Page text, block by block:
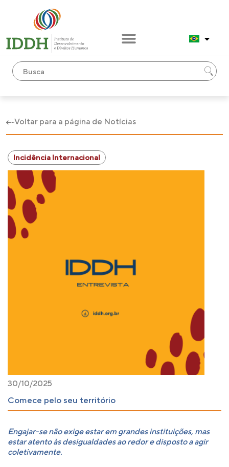
Voltar para a página de Notícias
Incidência Internacional
30/10/2025
Comece pelo seu território
Engajar-se não exige estar em grandes instituições, mas
estar atento às desigualdades ao redor e disposto a agir
coletivamente.